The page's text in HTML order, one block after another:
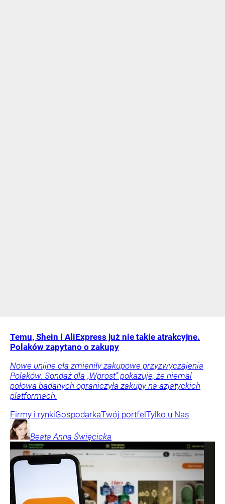
Temu, Shein i AliExpress już nie takie atrakcyjne.
Polaków zapytano o zakupy
Nowe unijne cła zmieniły zakupowe przyzwyczajenia
Polaków. Sondaż dla „Wprost” pokazuje, że niemal
połowa badanych ograniczyła zakupy na azjatyckich
platformach.
Firmy i rynkiGospodarkaTwój portfelTylko u Nas
Beata Anna Święcicka